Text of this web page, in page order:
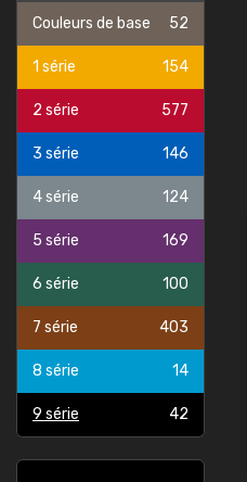
Couleurs de base 52
1 série 154
2 série 577
3 série 146
4 série 124
5 série 169
6 série 100
7 série 403
8 série 14
9 série 42